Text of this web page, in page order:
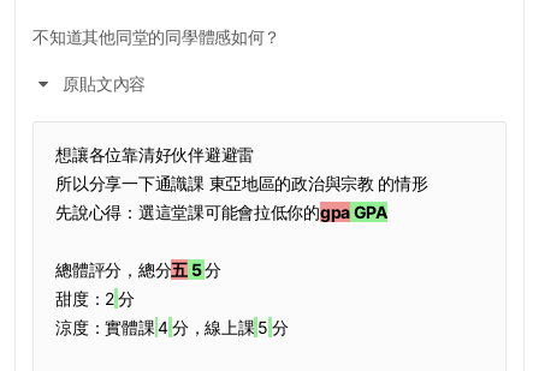
不知道其他同堂的同學體感如何？
原貼文內容
想讓各位靠清好伙伴避避雷
所以分享一下通識課 東亞地區的政治與宗教 的情形
先說心得：選這堂課可能會拉低你的gpaGPA
總體評分，總分五 5分
甜度：2分
涼度：實體課4分，線上課 5 分